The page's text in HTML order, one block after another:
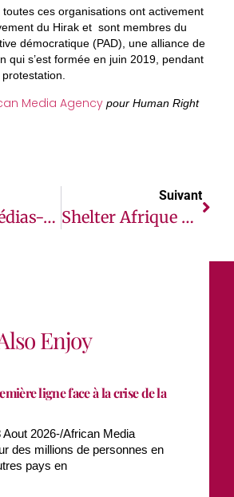
toutes ces organisations ont activement
du Hirak et sont membres du
démocratique (PAD), une alliance de
qui s’est formée en juin 2019, pendant
Media Agencypour Human Right
Avis Au Médias-Le 22 Février, Point De Presse Numérique Avec La Sous-Secrétaire D’État Adjointe, Akunna Cook, Et La Directrice Des Opérations Par Intérim De Prosper Africa, Leslie Marbury Sur L’engagement Des États-Unis En Faveur Du Commerce En Afrique.
Suivant
Shelter Afrique Et Son Directeur Général Andrew Chimphondah Se Séparent
Enjoy
ligne face à la crise de la
2026-/African Media
des millions de personnes en
pays en